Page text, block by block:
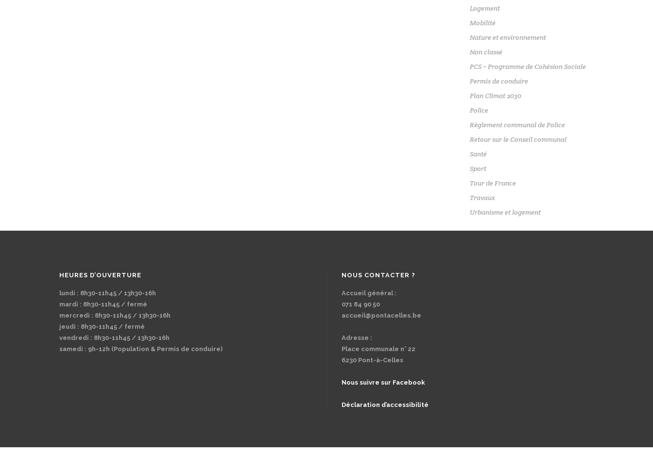
Logement
Mobilité
Nature et environnement
Non classé
PCS – Programme de Cohésion Sociale
Permis de conduire
Plan Climat 2030
Police
Règlement communal de Police
Retour sur le Conseil communal
Santé
Sport
Tour de France
Travaux
Urbanisme et logement
HEURES D’OUVERTURE
lundi : 8h30-11h45 / 13h30-16h
mardi : 8h30-11h45 / fermé
mercredi : 8h30-11h45 / 13h30-16h
jeudi : 8h30-11h45 / fermé
vendredi : 8h30-11h45 / 13h30-16h
samedi : 9h-12h (Population & Permis de conduire)
NOUS CONTACTER ?
Accueil général :
071 84 90 50
accueil@pontacelles.be
Adresse :
Place communale n° 22
6230 Pont-à-Celles
Nous suivre sur Facebook
Déclaration d’accessibilité